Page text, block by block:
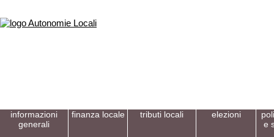
informazioni
generali
finanza locale tributi locali elezioni
e